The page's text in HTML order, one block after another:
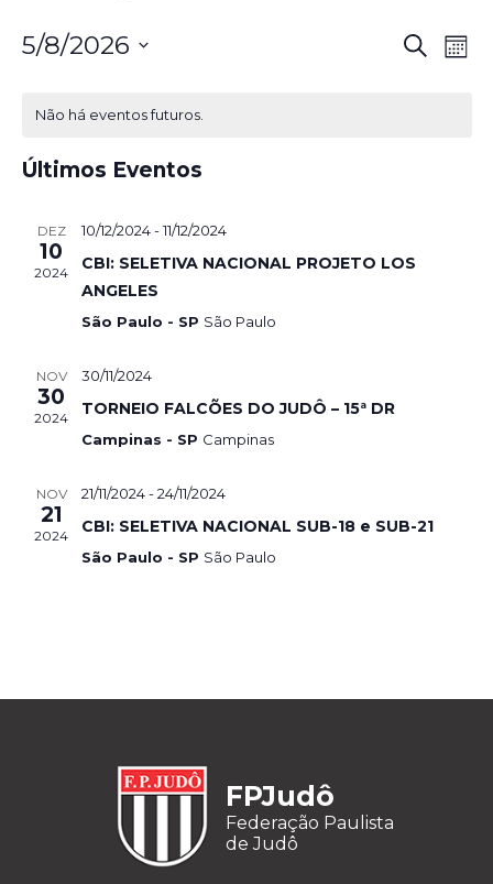
de
Procurar
eventos
Mês
5/8/2026
Não há eventos futuros.
Últimos Eventos
DEZ
10
2024
10/12/2024-11/12/2024
CBI: SELETIVA NACIONAL PROJETO LOS
ANGELES
São Paulo - SP São Paulo
NOV
30
2024
30/11/2024
TORNEIO FALCÕES DO JUDÔ – 15ª DR
Campinas - SP Campinas
NOV
21
2024
21/11/2024-24/11/2024
CBI: SELETIVA NACIONAL SUB-18 e SUB-21
São Paulo - SP São Paulo
FPJudô
Federação Paulista
de Judô